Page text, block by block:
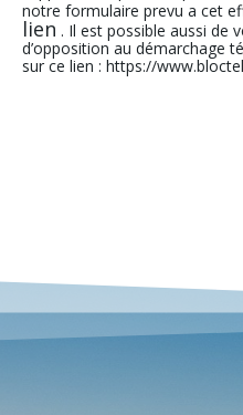
notre formulaire prevu a cet
lien . Il est possible aussi de
d’opposition au démarchage
sur ce lien : https://